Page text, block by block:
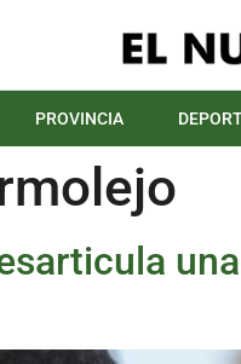
PROVINCIA